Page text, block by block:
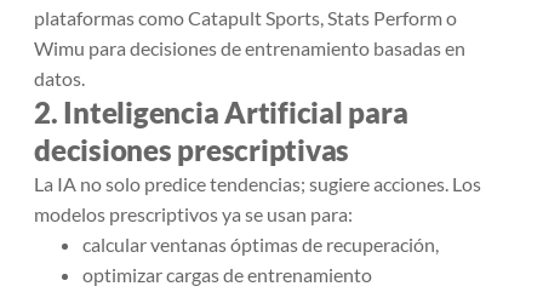
plataformas como Catapult Sports, Stats Perform o
Wimu para decisiones de entrenamiento basadas en
datos.
2. Inteligencia Artificial para
decisiones prescriptivas
La IA no solo predice tendencias; sugiere acciones. Los
modelos prescriptivos ya se usan para:
calcular ventanas óptimas de recuperación,
optimizar cargas de entrenamiento